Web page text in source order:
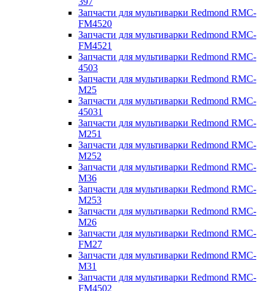
Запчасти для мультиварки Redmond RMC-
FM4520
Запчасти для мультиварки Redmond RMC-
FM4521
Запчасти для мультиварки Redmond RMC-
4503
Запчасти для мультиварки Redmond RMC-
M25
Запчасти для мультиварки Redmond RMC-
45031
Запчасти для мультиварки Redmond RMC-
M251
Запчасти для мультиварки Redmond RMC-
M252
Запчасти для мультиварки Redmond RMC-
M36
Запчасти для мультиварки Redmond RMC-
M253
Запчасти для мультиварки Redmond RMC-
M26
Запчасти для мультиварки Redmond RMC-
FM27
Запчасти для мультиварки Redmond RMC-
M31
Запчасти для мультиварки Redmond RMC-
FM4502